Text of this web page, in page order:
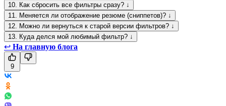
10. Как сбросить все фильтры сразу? ↓
11. Меняется ли отображение резюме (сниппетов)? ↓
12. Можно ли вернуться к старой версии фильтров? ↓
13. Куда делся мой любимый фильтр? ↓
↩ На главную блога
9